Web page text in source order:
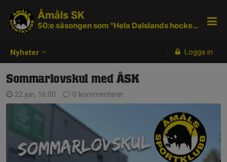
Nyheter Logga in
Åmåls SK
50:e säsongen som "Hela Dalslands hockeyklubb"
Sommarlovskul med ÅSK
22 jun, 16:00 0 kommentarer